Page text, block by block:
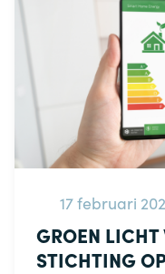
17 februari
GROEN LICHT
STICHTING